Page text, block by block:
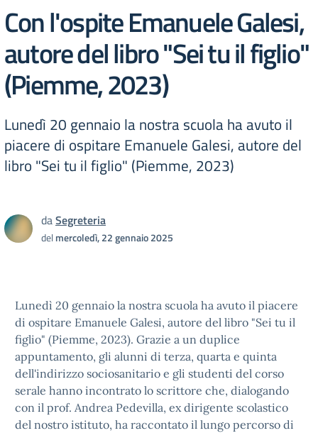
Con l'ospite Emanuele Galesi,
autore del libro "Sei tu il figlio"
(Piemme, 2023)
Lunedì 20 gennaio la nostra scuola ha avuto il
piacere di ospitare Emanuele Galesi, autore del
libro "Sei tu il figlio" (Piemme, 2023)
daSegreteria
delmercoledì, 22 gennaio 2025
Lunedì 20 gennaio la nostra scuola ha avuto il piacere
di ospitare Emanuele Galesi, autore del libro "Sei tu il
figlio" (Piemme, 2023). Grazie a un duplice
appuntamento, gli alunni di terza, quarta e quinta
dell'indirizzo sociosanitario e gli studenti del corso
serale hanno incontrato lo scrittore che, dialogando
con il prof. Andrea Pedevilla, ex dirigente scolastico
del nostro istituto, ha raccontato il lungo percorso di